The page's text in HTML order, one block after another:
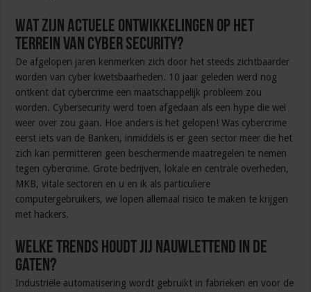
Wat zijn actuele ontwikkelingen op het
terrein van cyber security?
De afgelopen jaren kenmerken zich door het steeds zichtbaarder
worden van cyber kwetsbaarheden. 10 jaar geleden werd nog
ontkent dat cybercrime een maatschappelijk probleem zou
worden. Cybersecurity werd toen afgedaan als een hype die wel
weer over zou gaan. Hoe anders is het gelopen! Was cybercrime
eerst iets van de Banken, inmiddels is er geen sector meer die het
zich kan permitteren geen beschermende maatregelen te nemen
tegen cybercrime. Grote bedrijven, lokale en centrale overheden,
MKB, vitale sectoren en u en ik als particuliere
computergebruikers, we lopen allemaal risico te maken te krijgen
met hackers.
Welke trends houdt jij nauwlettend in de
gaten?
Industriële automatisering wordt gebruikt in fabrieken en voor de